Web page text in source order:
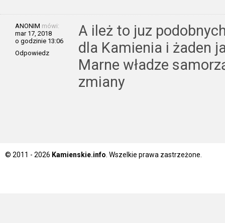
ANONIM mówi:
mar 17, 2018
o godzinie 13:06
Odpowiedz
A ileż to juz
dla Kamienia i żaden
Marne władze
zmiany
© 2011 - 2026 Kamienskie.info . Wszelkie prawa zastrzeżone.